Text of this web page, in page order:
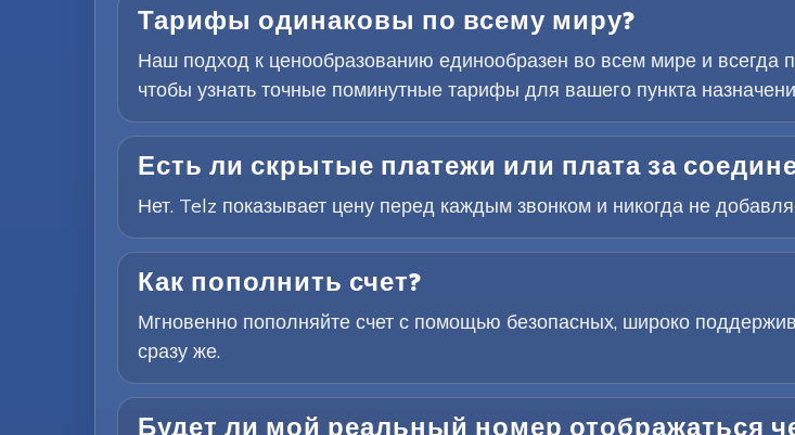
Тарифы одинаковы по всему миру?
Наш подход к ценообразованию единообразен во всем мире и всегда
чтобы узнать точные поминутные тарифы для вашего пункта
Есть ли скрытые платежи или плата за
Нет. Telz показывает цену перед каждым звонком и никогда не
Как пополнить счет?
Мгновенно пополняйте счет с помощью безопасных, широко
сразу же.